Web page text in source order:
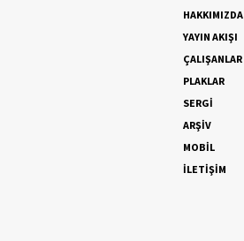
HAKKIMIZDA
YAYIN AKIŞI
ÇALIŞANLAR
PLAKLAR
SERGİ
ARŞİV
MOBİL
İLETİŞİM